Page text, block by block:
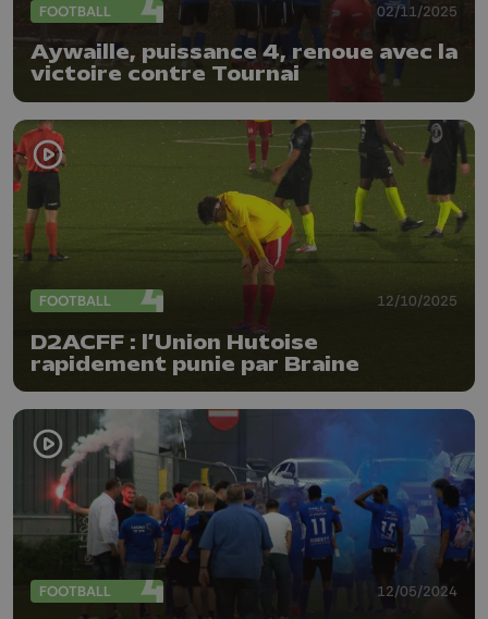
FOOTBALL 02/11/2025
Aywaille, puissance 4, renoue avec la
victoire contre Tournai
FOOTBALL 12/10/2025
D2ACFF : l’Union Hutoise
rapidement punie par Braine
FOOTBALL 12/05/2024